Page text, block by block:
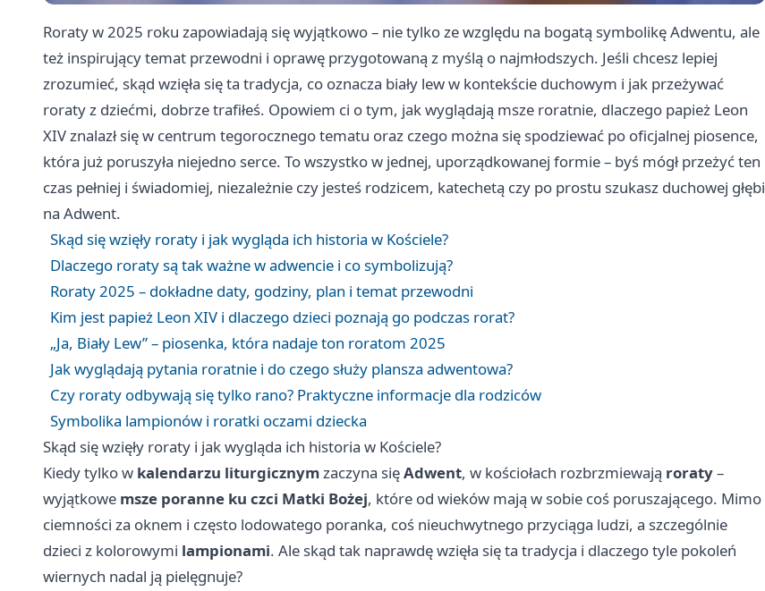
Roraty w 2025 roku zapowiadają się wyjątkowo – nie tylko ze względu na bogatą symbolikę Adwentu, ale
też inspirujący temat przewodni i oprawę przygotowaną z myślą o najmłodszych. Jeśli chcesz lepiej
zrozumieć, skąd wzięła się ta tradycja, co oznacza biały lew w kontekście duchowym i jak przeżywać
roraty z dziećmi, dobrze trafiłeś. Opowiem ci o tym, jak wyglądają msze roratnie, dlaczego papież Leon
XIV znalazł się w centrum tegorocznego tematu oraz czego można się spodziewać po oficjalnej piosence,
która już poruszyła niejedno serce. To wszystko w jednej, uporządkowanej formie – byś mógł przeżyć ten
czas pełniej i świadomiej, niezależnie czy jesteś rodzicem, katechetą czy po prostu szukasz duchowej głębi
na Adwent.
Skąd się wzięły roraty i jak wygląda ich historia w Kościele?
Dlaczego roraty są tak ważne w adwencie i co symbolizują?
Roraty 2025 – dokładne daty, godziny, plan i temat przewodni
Kim jest papież Leon XIV i dlaczego dzieci poznają go podczas rorat?
„Ja, Biały Lew” – piosenka, która nadaje ton roratom 2025
Jak wyglądają pytania roratnie i do czego służy plansza adwentowa?
Czy roraty odbywają się tylko rano? Praktyczne informacje dla rodziców
Symbolika lampionów i roratki oczami dziecka
Skąd się wzięły roraty i jak wygląda ich historia w Kościele?
Kiedy tylko w kalendarzu liturgicznymzaczyna sięAdwent, w kościołach rozbrzmiewają roraty–
wyjątkowe msze poranne ku czci Matki Bożej, które od wieków mają w sobie coś poruszającego. Mimo
ciemności za oknem i często lodowatego poranka, coś nieuchwytnego przyciąga ludzi, a szczególnie
dzieci z kolorowymi lampionami. Ale skąd tak naprawdę wzięła się ta tradycja i dlaczego tyle pokoleń
wiernych nadal ją pielęgnuje?